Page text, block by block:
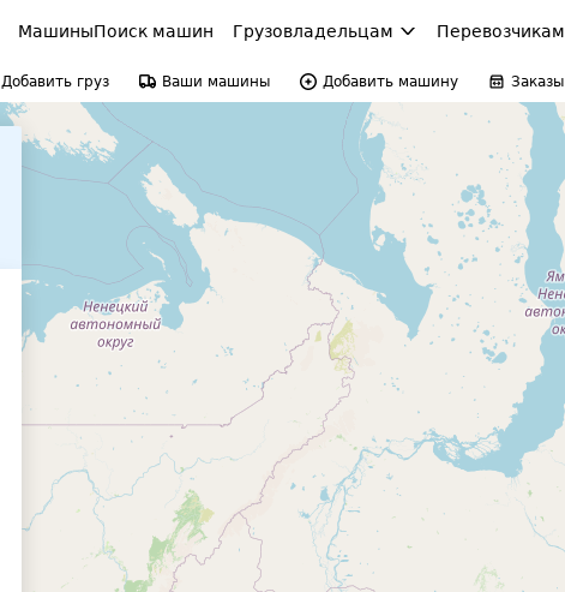
МашиныПоиск машин Грузовладельцам Перевозчикам
Добавить груз Ваши машины Добавить машину Заказы